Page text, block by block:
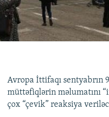
Avropa İttifaqı sentyabrın
müttəfiqlərin məlumatını
çox “çevik” reaksiya